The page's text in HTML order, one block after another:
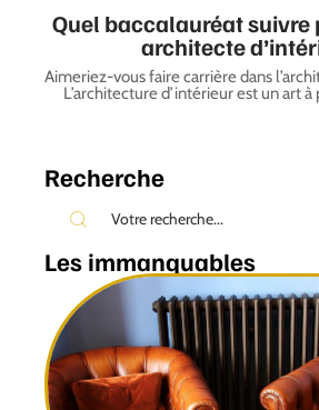
Quel baccalauréat suivre
architecte
Aimeriez-vous faire carrière dans
L’architecture d’intérieur est un art
Recherche
Les immanquables